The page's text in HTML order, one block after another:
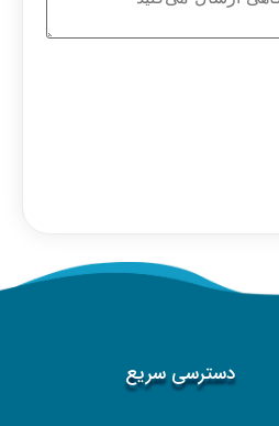
دسترسی سریع